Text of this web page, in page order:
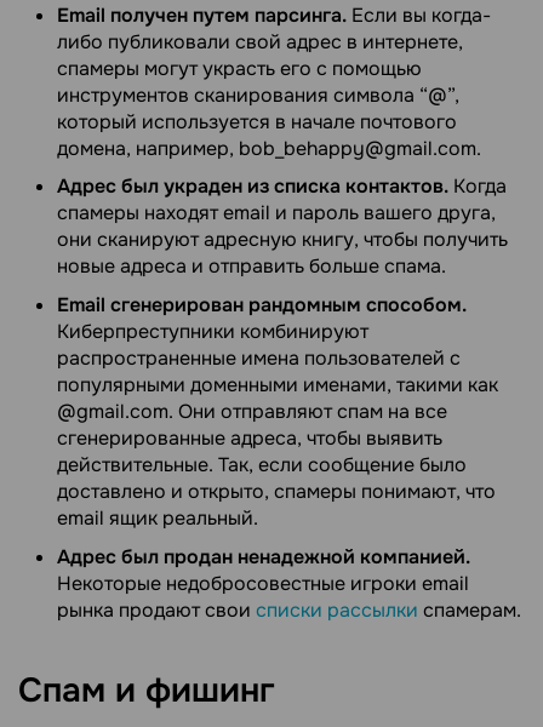
Email получен путем парсинга. Если вы когда-
либо публиковали свой адрес в интернете,
спамеры могут украсть его с помощью
инструментов сканирования символа “@”,
который используется в начале почтового
домена, например, bob_behappy@gmail.com.
Адрес был украден из списка контактов. Когда
спамеры находят email и пароль вашего друга,
они сканируют адресную книгу, чтобы получить
новые адреса и отправить больше спама.
Email сгенерирован рандомным способом.
Киберпреступники комбинируют
распространенные имена пользователей с
популярными доменными именами, такими как
@gmail.com. Они отправляют спам на все
сгенерированные адреса, чтобы выявить
действительные. Так, если сообщение было
доставлено и открыто, спамеры понимают, что
email ящик реальный.
Адрес был продан ненадежной компанией.
Некоторые недобросовестные игроки email
рынка продают свои списки рассылки спамерам.
Спам и фишинг